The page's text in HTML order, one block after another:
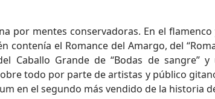
por mentes conservadoras. En el
contenía el Romance del Amargo, del
Caballo Grande de “Bodas de
todo por parte de artistas y público
en el segundo más vendido de la historia